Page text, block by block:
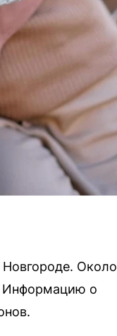
Около
Информацию о